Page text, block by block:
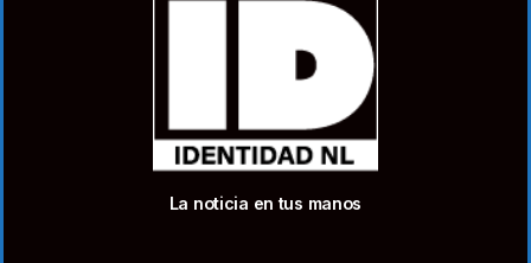
La noticia en tus manos